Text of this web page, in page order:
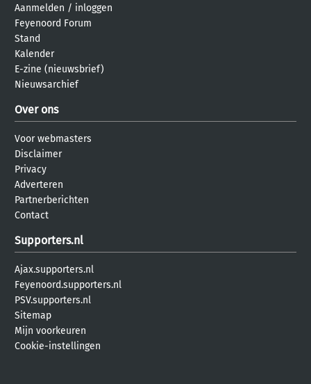
Aanmelden / inloggen
Feyenoord Forum
Stand
Kalender
E-zine (nieuwsbrief)
Nieuwsarchief
Over ons
Voor webmasters
Disclaimer
Privacy
Adverteren
Partnerberichten
Contact
Supporters.nl
Ajax.supporters.nl
Feyenoord.supporters.nl
PSV.supporters.nl
Sitemap
Mijn voorkeuren
Cookie-instellingen